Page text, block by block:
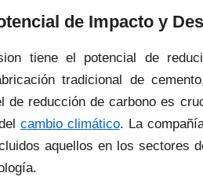
de Impacto y
tiene el potencial de
tradicional de
de reducción de carbono es
cambio climático. La
aquellos en los sectores